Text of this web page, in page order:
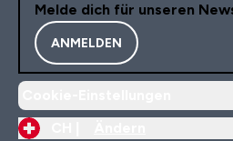
Melde dich für unseren
ANMELDEN